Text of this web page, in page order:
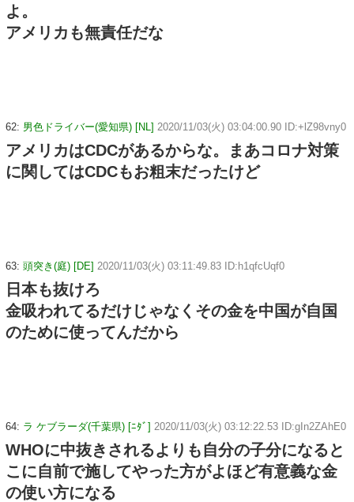
よ。
アメリカも無責任だな
62: 男色ドライバー(愛知県) [NL] 2020/11/03(火) 03:04:00.90 ID:+lZ98vny0
アメリカはCDCがあるからな。まあコロナ対策
に関してはCDCもお粗末だったけど
63: 頭突き(庭) [DE] 2020/11/03(火) 03:11:49.83 ID:h1qfcUqf0
日本も抜けろ
金吸われてるだけじゃなくその金を中国が自国
のために使ってんだから
64: ラ ケブラーダ(千葉県) [ﾆﾀﾞ] 2020/11/03(火) 03:12:22.53 ID:gIn2ZAhE0
WHOに中抜きされるよりも自分の子分になると
こに自前で施してやった方がよほど有意義な金
の使い方になる